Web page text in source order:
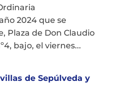
2024 que se
Plaza de Don Claudio
bajo, el viernes...
de Sepúlveda y